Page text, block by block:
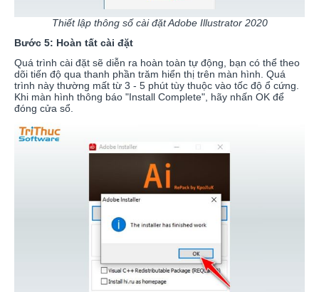
Thiết lập thông số cài đặt Adobe Illustrator 2020
Bước 5: Hoàn tất cài đặt
Quá trình cài đặt sẽ diễn ra hoàn toàn tự động, bạn có thể theo
dõi tiến độ qua thanh phần trăm hiển thị trên màn hình. Quá
trình này thường mất từ 3 - 5 phút tùy thuộc vào tốc độ ổ cứng.
Khi màn hình thông báo "Install Complete", hãy nhấn OK để
đóng cửa sổ.